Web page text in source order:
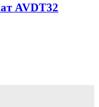
AVDT32